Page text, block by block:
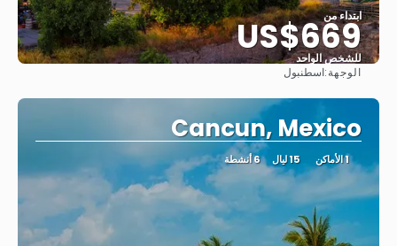
ابتداء من
US$669
للشخص الواحد
الوجهة:اسطنبول
Cancun, Mexico
1 الأماكن 15 ليال 6 أنشطة